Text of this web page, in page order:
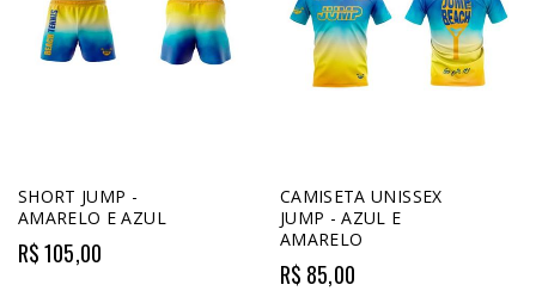
SHORT JUMP -
AMARELO E AZUL
R$ 105,00
CAMISETA UNISSEX
JUMP - AZUL E
AMARELO
R$ 85,00